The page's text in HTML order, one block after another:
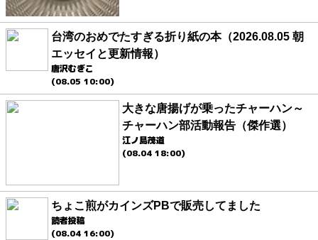
台湾のおめでたすぎる折り紙の本（2026.08.05 朝
エッセイと更新情報）
唐沢むぎこ
(08.05 10:00)
大きな唐揚げが乗ったチャーハン～
チャーハン部活動報告（傑作選）
江ノ島茂道
(08.04 18:00)
ちょこ煎がカインズPBで販売してました
読者投稿
(08.04 16:00)